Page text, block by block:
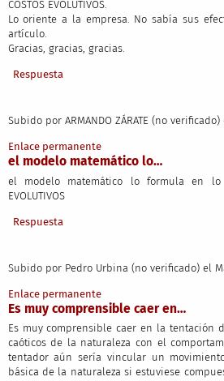
COSTOS EVOLUTIVOS.
Lo oriente a la empresa. No sabía sus
artículo.
Gracias, gracias, gracias.
Respuesta
Subido por ARMANDO ZÁRATE (no verificado)
Enlace permanente
el modelo matemático lo…
el modelo matemático lo formula en lo
EVOLUTIVOS
Respuesta
Subido por Pedro Urbina (no verificado) el
Enlace permanente
Es muy comprensible caer en…
Es muy comprensible caer en la tentación
caóticos de la naturaleza con el
tentador aún sería vincular un
básica de la naturaleza si estuviese